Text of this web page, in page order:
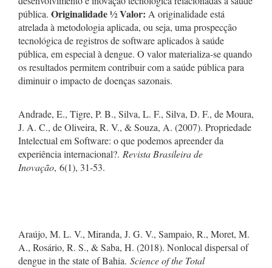
pública. Originalidade½ Valor: A originalidade está
atrelada à metodologia aplicada, ou seja, uma prospecção
tecnológica de registros de software aplicados à saúde
pública, em especial à dengue. O valor materializa-se quando
os resultados permitem contribuir com a saúde pública para
diminuir o impacto de doenças sazonais.
Andrade, E., Tigre, P. B., Silva, L. F., Silva, D. F., de Moura,
J. A. C., de Oliveira, R. V., & Souza, A. (2007). Propriedade
Intelectual em Software: o que podemos apreender da
experiência internacional?. Revista Brasileira de
Inovação, 6(1), 31-53.
Araújo, M. L. V., Miranda, J. G. V., Sampaio, R., Moret, M.
A., Rosário, R. S., & Saba, H. (2018). Nonlocal dispersal of
dengue in the state of Bahia. Science of the Total